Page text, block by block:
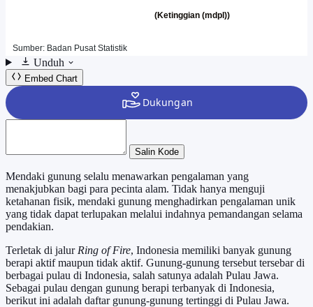
Unduh
Embed Chart
Salin Kode
Mendaki gunung selalu menawarkan pengalaman yang
menakjubkan bagi para pecinta alam. Tidak hanya menguji
ketahanan fisik, mendaki gunung menghadirkan pengalaman unik
yang tidak dapat terlupakan melalui indahnya pemandangan selama
pendakian.
Terletak di jalur Ring of Fire, Indonesia memiliki banyak gunung
berapi aktif maupun tidak aktif. Gunung-gunung tersebut tersebar di
berbagai pulau di Indonesia, salah satunya adalah Pulau Jawa.
Sebagai pulau dengan gunung berapi terbanyak di Indonesia,
berikut ini adalah daftar gunung-gunung tertinggi di Pulau Jawa.